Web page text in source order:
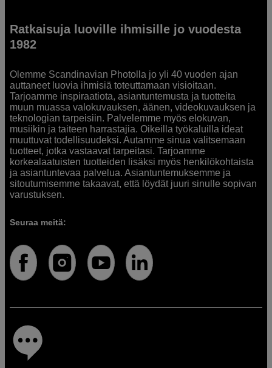
Ratkaisuja luoville ihmisille jo vuodesta
1982
Olemme Scandinavian Photolla jo yli 40 vuoden ajan
auttaneet luovia ihmisiä toteuttamaan visioitaan.
Tarjoamme inspiraatiota, asiantuntemusta ja tuotteita
muun muassa valokuvauksen, äänen, videokuvauksen ja
teknologian tarpeisiin. Palvelemme myös elokuvan,
musiikin ja taiteen harrastajia. Oikeilla työkaluilla ideat
muuttuvat todellisuudeksi. Autamme sinua valitsemaan
tuotteet, jotka vastaavat tarpeitasi. Tarjoamme
korkealaatuisten tuotteiden lisäksi myös henkilökohtaista
ja asiantuntevaa palvelua. Asiantuntemuksemme ja
sitoutumisemme takaavat, että löydät juuri sinulle sopivan
varustuksen.
Seuraa meitä: